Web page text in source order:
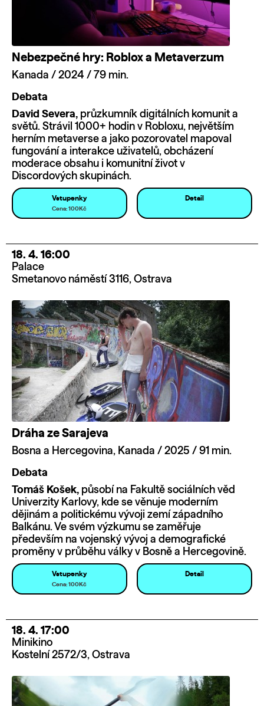
Nebezpečné hry: Roblox a Metaverzum
Kanada / 2024 / 79 min.
Debata
David Severa, průzkumník digitálních komunit a
světů. Strávil 1000+ hodin v Robloxu, největším
herním metaverse a jako pozorovatel mapoval
fungování a interakce uživatelů, obcházení
moderace obsahu i komunitní život v
Discordových skupinách.
Vstupenky
Cena: 100Kč
Detail
18. 4. 16:00
Palace
Smetanovo náměstí 3116, Ostrava
Dráha ze Sarajeva
Bosna a Hercegovina, Kanada / 2025 / 91 min.
Debata
Tomáš Košek, působí na Fakultě sociálních věd
Univerzity Karlovy, kde se věnuje moderním
dějinám a politickému vývoji zemí západního
Balkánu. Ve svém výzkumu se zaměřuje
především na vojenský vývoj a demografické
proměny v průběhu války v Bosně a Hercegovině.
Vstupenky
Cena: 100Kč
Detail
18. 4. 17:00
Minikino
Kostelní 2572/3, Ostrava